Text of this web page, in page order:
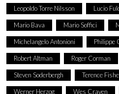
Leopoldo Torre Nilsson Lucio
Mario Bava Mario Soffici
Michelangelo Antonioni Philippe
Robert Altman Roger Corman
Steven Soderbergh Terence
Werner Herzog Wes Craven